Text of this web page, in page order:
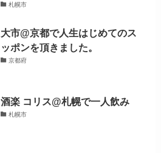
札幌市
大市@京都で人生はじめてのス
ッポンを頂きました。
京都府
酒楽 コリス@札幌で一人飲み
札幌市